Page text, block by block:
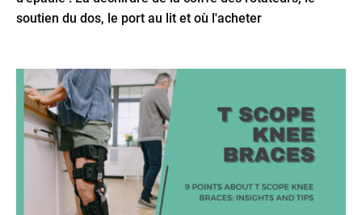
soutien du dos, le port au lit et où l'acheter